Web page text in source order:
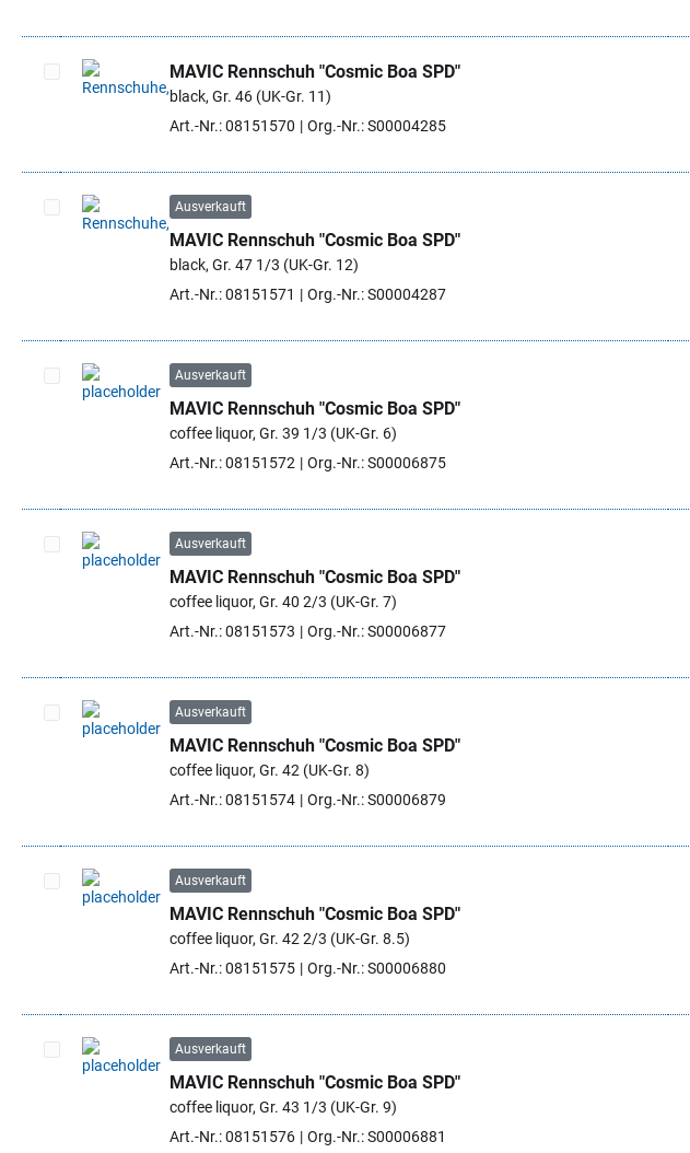
Artikel auswählen
MAVIC Rennschuh "Cosmic Boa SPD"
black, Gr. 46 (UK-Gr. 11)
Art.-Nr.: 08151570
Org.-Nr.: S00004285
Artikel auswählen
Ausverkauft
MAVIC Rennschuh "Cosmic Boa SPD"
black, Gr. 47 1/3 (UK-Gr. 12)
Art.-Nr.: 08151571
Org.-Nr.: S00004287
Artikel auswählen
Ausverkauft
MAVIC Rennschuh "Cosmic Boa SPD"
coffee liquor, Gr. 39 1/3 (UK-Gr. 6)
Art.-Nr.: 08151572
Org.-Nr.: S00006875
Artikel auswählen
Ausverkauft
MAVIC Rennschuh "Cosmic Boa SPD"
coffee liquor, Gr. 40 2/3 (UK-Gr. 7)
Art.-Nr.: 08151573
Org.-Nr.: S00006877
Artikel auswählen
Ausverkauft
MAVIC Rennschuh "Cosmic Boa SPD"
coffee liquor, Gr. 42 (UK-Gr. 8)
Art.-Nr.: 08151574
Org.-Nr.: S00006879
Artikel auswählen
Ausverkauft
MAVIC Rennschuh "Cosmic Boa SPD"
coffee liquor, Gr. 42 2/3 (UK-Gr. 8.5)
Art.-Nr.: 08151575
Org.-Nr.: S00006880
Artikel auswählen
Ausverkauft
MAVIC Rennschuh "Cosmic Boa SPD"
coffee liquor, Gr. 43 1/3 (UK-Gr. 9)
Art.-Nr.: 08151576
Org.-Nr.: S00006881